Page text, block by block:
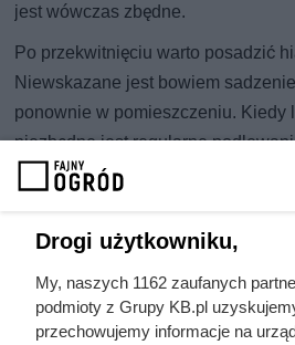
jest wówczas zbędne.
Po przekwitnięciu warto posadzić
Niewskazane jest bowiem
ponownie w pomieszczeniu. Kiedy
niezbędne jest regularne
przygotować je do następnego
zaaklimatyzowały się na
miejscu, a jesienią posadzić do
Literatura:
Drogi użytkowniku,
My, naszych 1162 zaufanych
podmioty z Grupy KB.pl
przechowujemy informacje na